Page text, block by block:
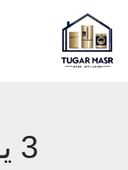
إلى
المحتوى
3 يونيو، 2025